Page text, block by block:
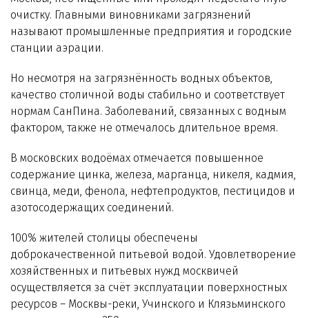
Стать дилером
Контакты
очистку. Главными виновниками загрязнений
называют промышленные предприятия и городские
станции аэрации.
Но несмотря на загрязнённость водных объектов,
качество столичной воды стабильно и соответствует
нормам СанПина. Заболеваний, связанных с водным
фактором, также не отмечалось длительное время.
В московских водоёмах отмечается повышенное
содержание цинка, железа, марганца, никеля, кадмия,
свинца, меди, фенола, нефтепродуктов, пестицидов и
азотосодержащих соединений.
100% жителей столицы обеспечены
доброкачественной питьевой водой. Удовлетворение
хозяйственных и питьевых нужд москвичей
осуществляется за счёт эксплуатации поверхностных
ресурсов – Москвы-реки, Учинского и Клязьминского